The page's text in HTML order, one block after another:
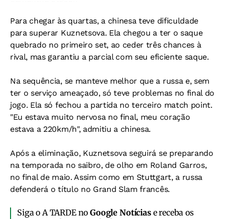
Para chegar às quartas, a chinesa teve dificuldade
para superar Kuznetsova. Ela chegou a ter o saque
quebrado no primeiro set, ao ceder três chances à
rival, mas garantiu a parcial com seu eficiente saque.
Na sequência, se manteve melhor que a russa e, sem
ter o serviço ameaçado, só teve problemas no final do
jogo. Ela só fechou a partida no terceiro match point.
"Eu estava muito nervosa no final, meu coração
estava a 220km/h", admitiu a chinesa.
Após a eliminação, Kuznetsova seguirá se preparando
na temporada no saibro, de olho em Roland Garros,
no final de maio. Assim como em Stuttgart, a russa
defenderá o título no Grand Slam francês.
Siga o A TARDE noGoogle Notíciase receba os